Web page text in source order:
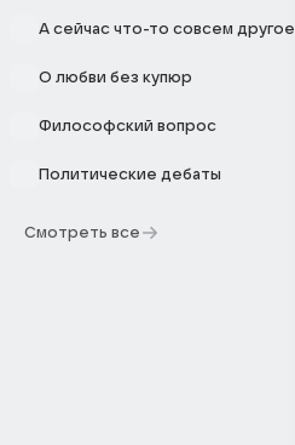
А сейчас что-то совсем другое
О любви без купюр
Философский вопрос
Политические дебаты
Смотреть все